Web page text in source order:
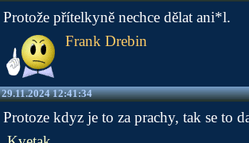
Protože přítelkyně nechce dělat ani*l.
Frank Drebin
29.11.2024 12:41:34
Protoze kdyz je to za prachy, tak se to